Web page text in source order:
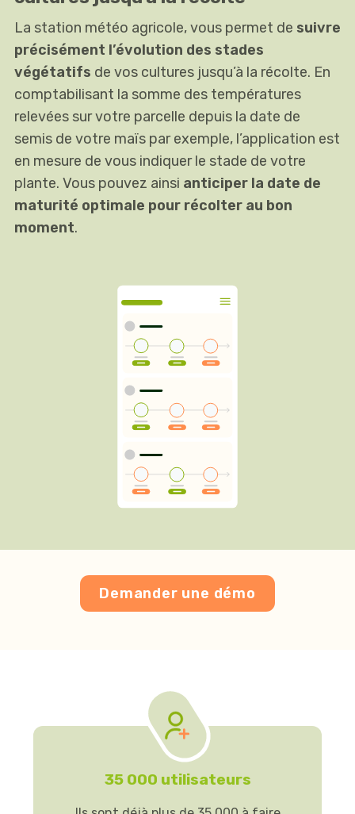
La station météo agricole, vous permet de suivre
précisément l’évolution des stades
végétatifs de vos cultures jusqu’à la récolte. En
comptabilisant la somme des températures
relevées sur votre parcelle depuis la date de
semis de votre maïs par exemple, l’application est
en mesure de vous indiquer le stade de votre
plante. Vous pouvez ainsi anticiper la date de
maturité optimale pour récolter au bon
moment.
Demander une démo
35 000 utilisateurs